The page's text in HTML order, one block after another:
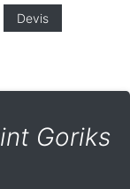
Devis
Goriks